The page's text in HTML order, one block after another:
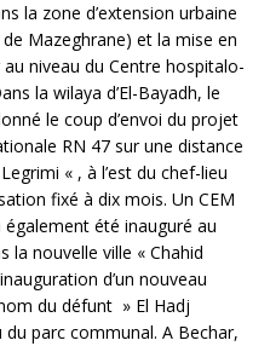
la zone d’extension urbaine
Mazeghrane) et la mise en
au niveau du Centre hospitalo-
la wilaya d’El-Bayadh, le
le coup d’envoi du projet
RN 47 sur une distance
« , à l’est du chef-lieu
fixé à dix mois. Un CEM
été inauguré au
la nouvelle ville « Chahid
d’un nouveau
du défunt » El Hadj
parc communal. A Bechar,